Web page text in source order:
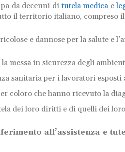
da decenni di tutela medica e
il territorio italiano, compreso
e dannose per la salute e
messa in sicurezza degli
sanitaria per i lavoratori esposti
coloro che hanno ricevuto la
dei loro diritti e di quelli dei
all’assistenza e